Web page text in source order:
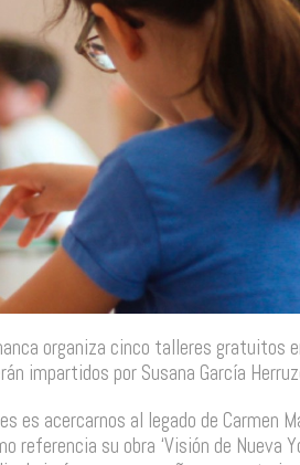
organiza cinco talleres gratuitos
impartidos por Susana García
es acercarnos al legado de Carmen
referencia su obra ‘Visión de Nueva